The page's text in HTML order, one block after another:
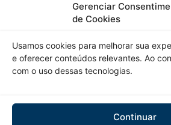
Gerenciar
de Cookies
Usamos cookies para melhorar sua
e oferecer conteúdos relevantes. Ao
com o uso dessas tecnologias.
Continuar
Aproveite! Site não-
SIGA-NOS